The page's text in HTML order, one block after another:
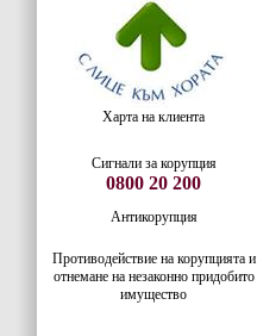
Харта на клиента
Сигнали за корупция
0800 20 200
Антикорупция
Противодействие на корупцията и
отнемане на незаконно придобито
имущество